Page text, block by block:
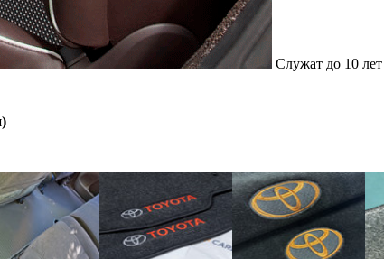
4000